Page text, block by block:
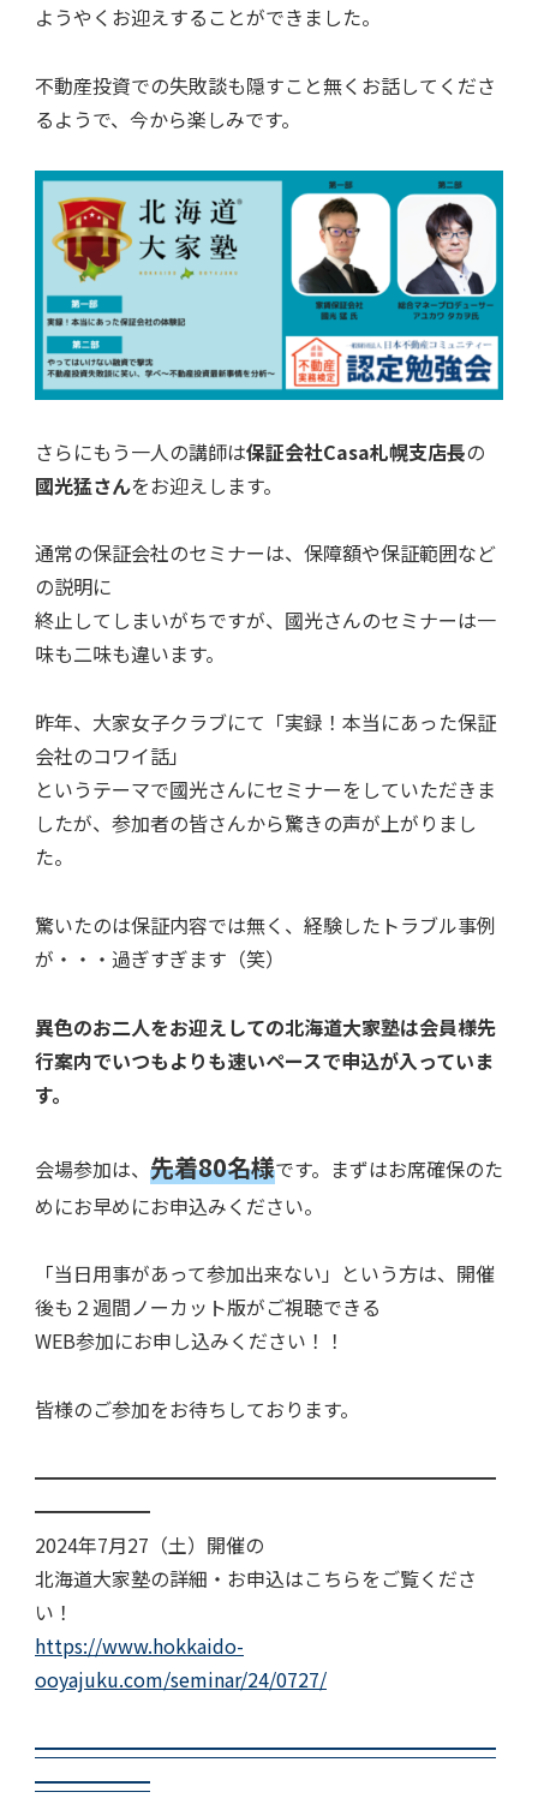
ようやくお迎えすることができました。
不動産投資での失敗談も隠すこと無くお話してくださ
るようで、今から楽しみです。
さらにもう一人の講師は保証会社Casa札幌支店長の
國光猛さんをお迎えします。
通常の保証会社のセミナーは、保障額や保証範囲など
の説明に
終止してしまいがちですが、國光さんのセミナーは一
味も二味も違います。
昨年、大家女子クラブにて「実録！本当にあった保証
会社のコワイ話」
というテーマで國光さんにセミナーをしていただきま
したが、参加者の皆さんから驚きの声が上がりまし
た。
驚いたのは保証内容では無く、経験したトラブル事例
が・・・過ぎすぎます（笑）
異色のお二人をお迎えしての北海道大家塾は会員様先
行案内でいつもよりも速いペースで申込が入っていま
す。
会場参加は、 先着80名様です。まずはお席確保のた
めにお早めにお申込みください。
「当日用事があって参加出来ない」という方は、開催
後も２週間ノーカット版がご視聴できる
WEB参加にお申し込みください！！
皆様のご参加をお待ちしております。
━━━━━━━━━━━━━━━━━━━━━━━━
━━━━━━
2024年7月27（土）開催の
北海道大家塾の詳細・お申込はこちらをご覧くださ
い！
https://www.hokkaido-
ooyajuku.com/seminar/24/0727/
━━━━━━━━━━━━━━━━━━━━━━━━
━━━━━━